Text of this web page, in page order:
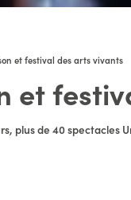
et festival des arts vivants
et
plus de 40 spectacles